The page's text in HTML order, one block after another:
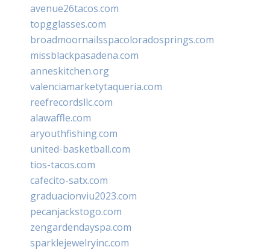
avenue26tacos.com
topgglasses.com
broadmoornailsspacoloradosprings.com
missblackpasadena.com
anneskitchen.org
valenciamarketytaqueria.com
reefrecordsllc.com
alawaffle.com
aryouthfishing.com
united-basketball.com
tios-tacos.com
cafecito-satx.com
graduacionviu2023.com
pecanjackstogo.com
zengardendayspa.com
sparklejewelryinc.com